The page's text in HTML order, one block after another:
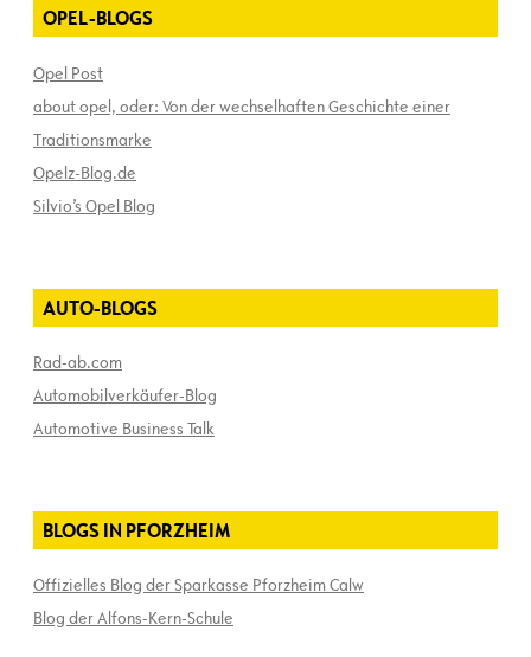
OPEL-BLOGS
Opel Post
about opel, oder: Von der wechselhaften Geschichte einer
Traditionsmarke
Opelz-Blog.de
Silvio’s Opel Blog
AUTO-BLOGS
Rad-ab.com
Automobilverkäufer-Blog
Automotive Business Talk
BLOGS IN PFORZHEIM
Offizielles Blog der Sparkasse Pforzheim Calw
Blog der Alfons-Kern-Schule